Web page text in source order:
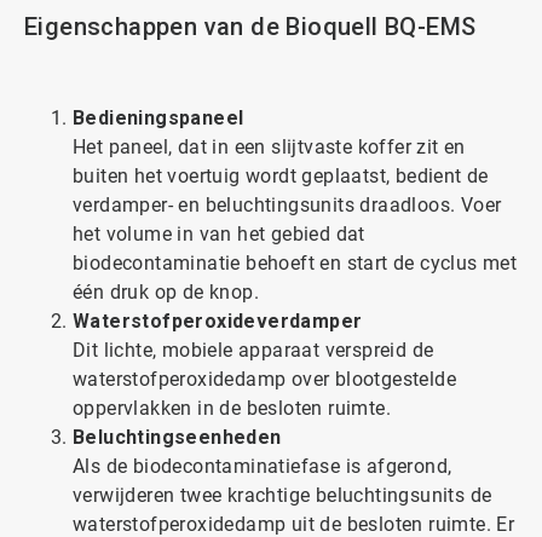
Eigenschappen van de Bioquell BQ-EMS
Bedieningspaneel
Het paneel, dat in een slijtvaste koffer zit en
buiten het voertuig wordt geplaatst, bedient de
verdamper- en beluchtingsunits draadloos. Voer
het volume in van het gebied dat
biodecontaminatie behoeft en start de cyclus met
één druk op de knop.
Waterstofperoxideverdamper
Dit lichte, mobiele apparaat verspreid de
waterstofperoxidedamp over blootgestelde
oppervlakken in de besloten ruimte.
Beluchtingseenheden
Als de biodecontaminatiefase is afgerond,
verwijderen twee krachtige beluchtingsunits de
waterstofperoxidedamp uit de besloten ruimte. Er